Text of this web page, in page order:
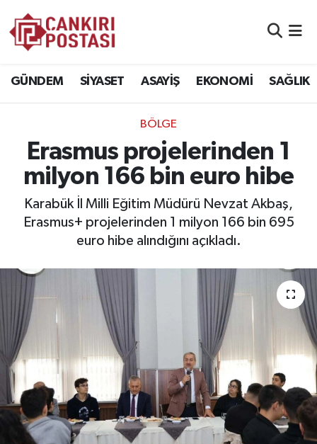
GÜNDEM SİYASET ASAYİŞ EKONOMİ SAĞLIK
BÖLGE
Erasmus projelerinden 1
milyon 166 bin euro hibe
Karabük İl Milli Eğitim Müdürü Nevzat Akbaş,
Erasmus+ projelerinden 1 milyon 166 bin 695
euro hibe alındığını açıkladı.
EKONOMİ
SAĞLIK
EĞİTİM
YAŞAM
İLÇELER
RESMİ İLANLAR
Trafik Durumu
Süper Lig Puan Durumu ve Fikstür
Tüm Manşetler
Son Dakika Haberleri
Haber Arşivi